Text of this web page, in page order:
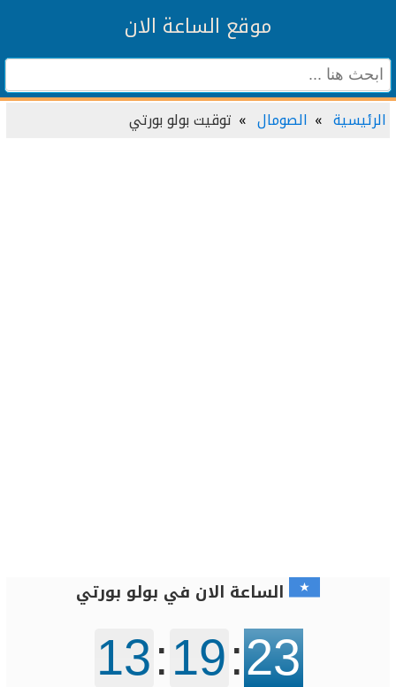
موقع الساعة الان
الرئيسية الصومال توقيت بولو بورتي
الساعة الان في بولو بورتي
13:19:23